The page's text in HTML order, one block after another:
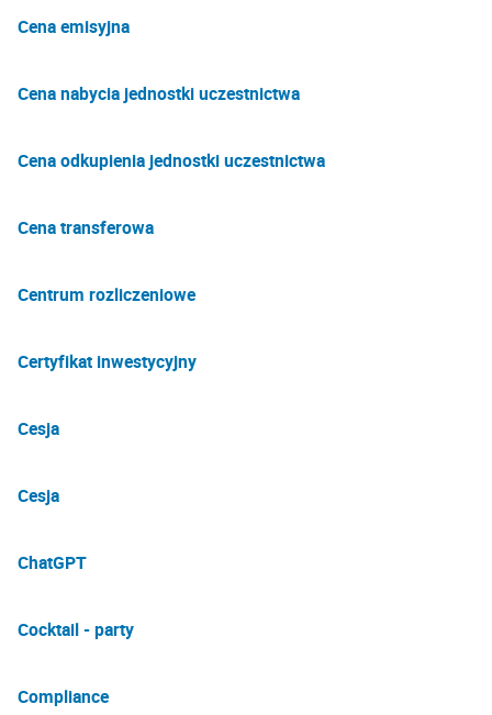
Cena emisyjna
Cena nabycia jednostki uczestnictwa
Cena odkupienia jednostki uczestnictwa
Cena transferowa
Centrum rozliczeniowe
Certyfikat inwestycyjny
Cesja
Cesja
ChatGPT
Cocktail - party
Compliance